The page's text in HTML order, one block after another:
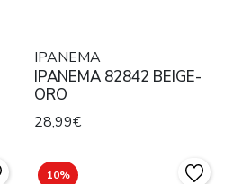
IPANEMA
IPANEMA 82842 BEIGE-
ORO
28,99€
10%